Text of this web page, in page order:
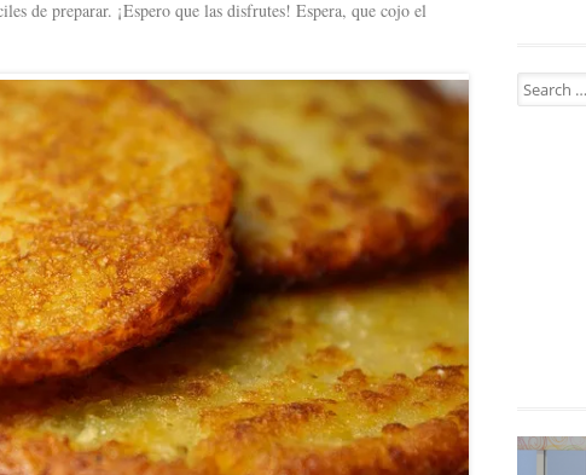
de preparar. ¡Espero que las disfrutes! Espera, que cojo el
Search
for: